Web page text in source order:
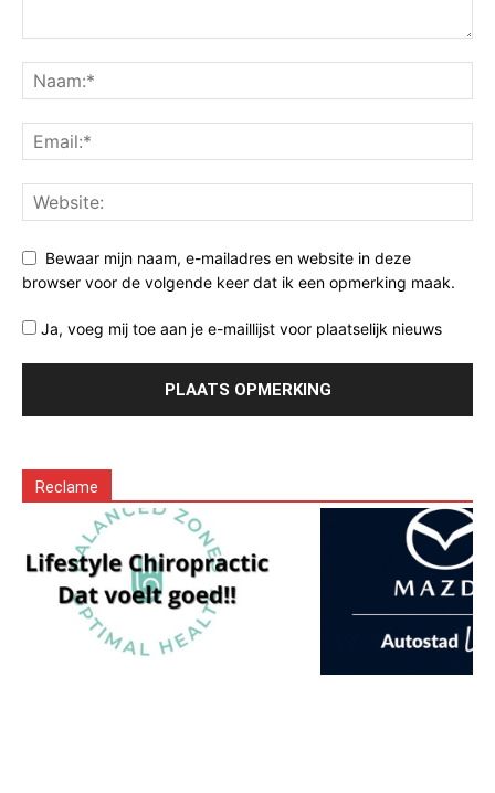
Bewaar mijn naam, e-mailadres en website in deze
browser voor de volgende keer dat ik een opmerking maak.
Ja, voeg mij toe aan je e-maillijst voor plaatselijk nieuws
Reclame